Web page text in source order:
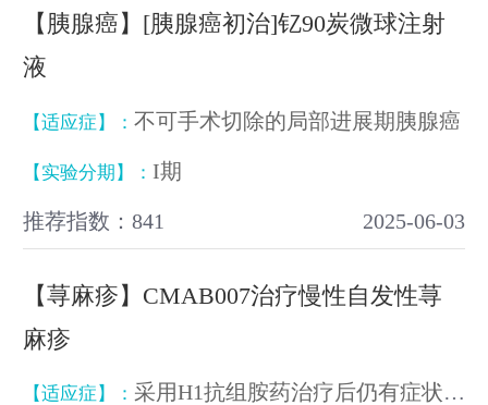
【胰腺癌】[胰腺癌初治]钇90炭微球注射
液
【适应症】： 不可手术切除的局部进展期胰腺癌
【实验分期】： I期
推荐指数：841 2025-06-03
【荨麻疹】CMAB007治疗慢性自发性荨
麻疹
【适应症】： 采用H1抗组胺药治疗后仍有症状的成人和青少年（15岁及以上）慢性自发性荨麻疹